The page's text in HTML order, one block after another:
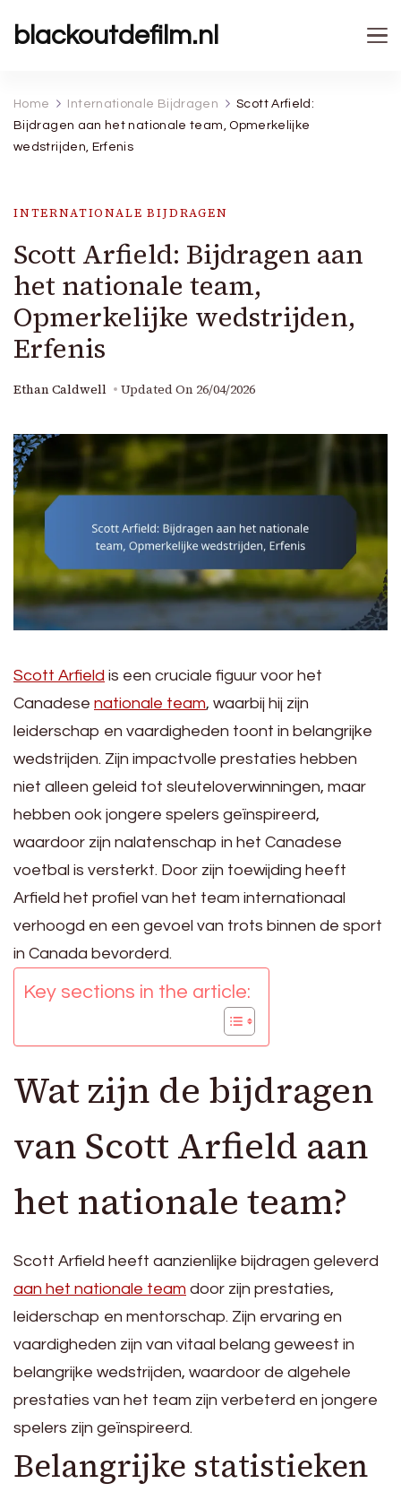
blackoutdefilm.nl
Home Internationale Bijdragen
Scott Arfield:
Bijdragen aan het nationale team, Opmerkelijke
wedstrijden, Erfenis
INTERNATIONALE BIJDRAGEN
Scott Arfield: Bijdragen aan
het nationale team,
Opmerkelijke wedstrijden,
Erfenis
Ethan Caldwell Updated On 26/04/2026
Scott Arfield is een cruciale figuur voor het
Canadese nationale team, waarbij hij zijn
leiderschap en vaardigheden toont in belangrijke
wedstrijden. Zijn impactvolle prestaties hebben
niet alleen geleid tot sleuteloverwinningen, maar
hebben ook jongere spelers geïnspireerd,
waardoor zijn nalatenschap in het Canadese
voetbal is versterkt. Door zijn toewijding heeft
Arfield het profiel van het team internationaal
verhoogd en een gevoel van trots binnen de sport
in Canada bevorderd.
Key sections in the article:
Wat zijn de bijdragen
van Scott Arfield aan
het nationale team?
Scott Arfield heeft aanzienlijke bijdragen geleverd
aan het nationale team door zijn prestaties,
leiderschap en mentorschap. Zijn ervaring en
vaardigheden zijn van vitaal belang geweest in
belangrijke wedstrijden, waardoor de algehele
prestaties van het team zijn verbeterd en jongere
spelers zijn geïnspireerd.
Belangrijke statistieken